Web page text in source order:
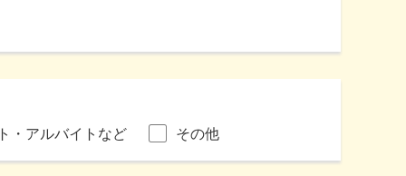
・アルバイトなど その他